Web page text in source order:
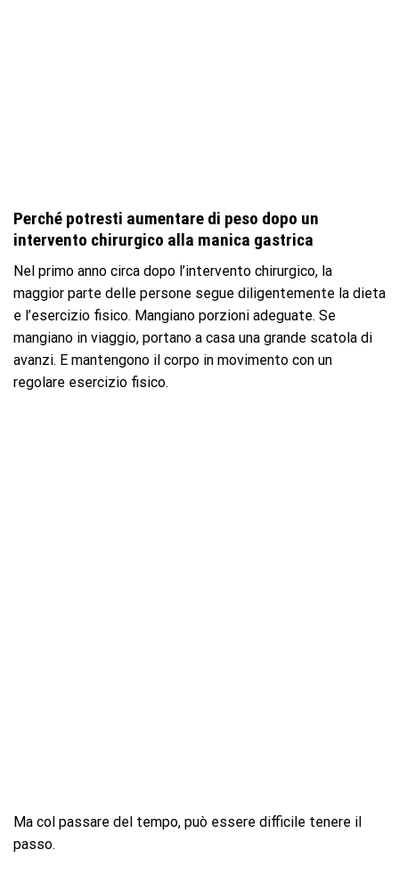
Perché potresti aumentare di peso dopo un
intervento chirurgico alla manica gastrica
Nel primo anno circa dopo l’intervento chirurgico, la
maggior parte delle persone segue diligentemente la dieta
e l’esercizio fisico. Mangiano porzioni adeguate. Se
mangiano in viaggio, portano a casa una grande scatola di
avanzi. E mantengono il corpo in movimento con un
regolare esercizio fisico.
Ma col passare del tempo, può essere difficile tenere il
passo.